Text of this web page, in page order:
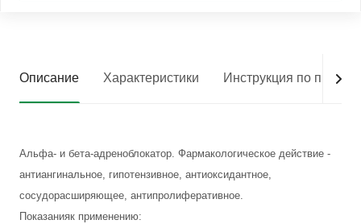
Описание Характеристики Инструкция по
Альфа- и бета-адреноблокатор. Фармакологическое действие -
антиангинальное, гипотензивное, антиоксидантное,
сосудорасширяющее, антипролиферативное.
Показанияк применению: